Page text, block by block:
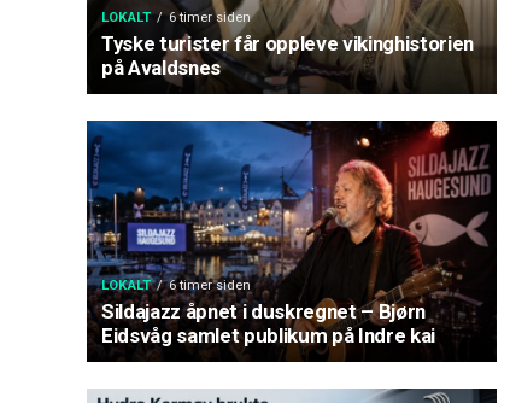
LOKALT 6 timer siden
Tyske turister får oppleve vikinghistorien
på Avaldsnes
LOKALT 6 timer siden
Sildajazz åpnet i duskregnet – Bjørn
Eidsvåg samlet publikum på Indre kai